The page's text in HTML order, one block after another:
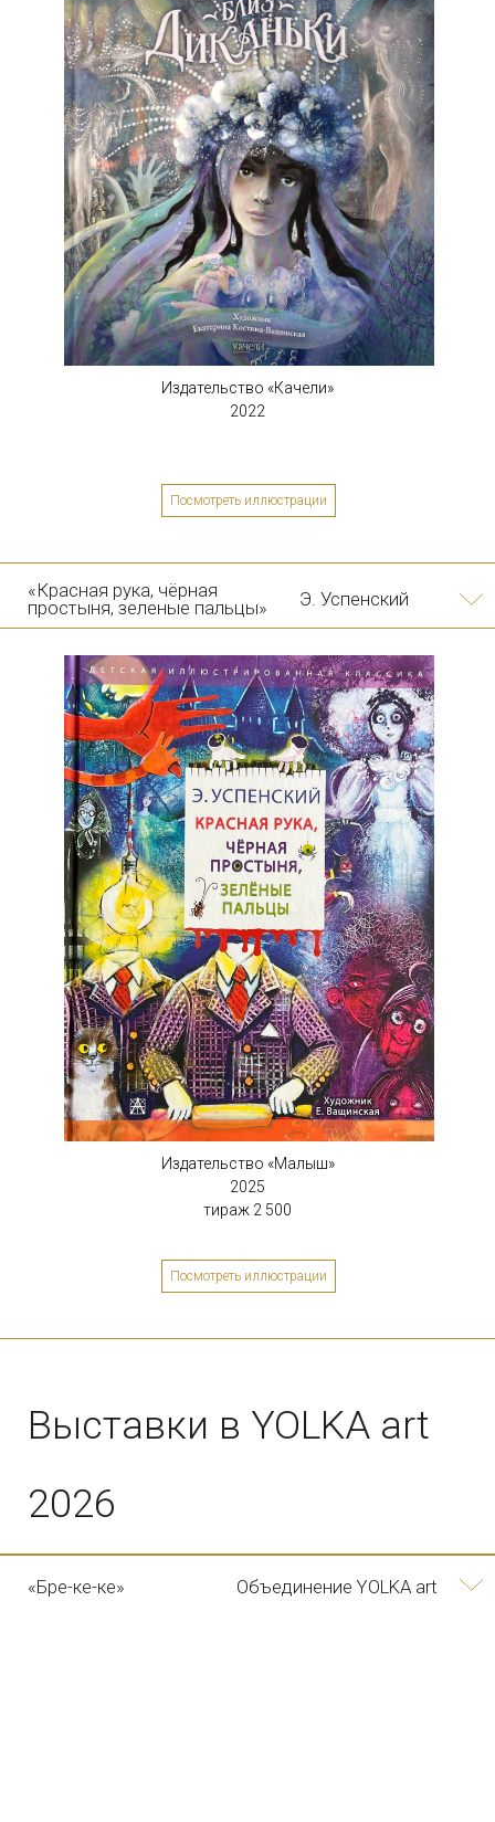
Посмотреть иллюстрации
Издательство «Качели»
2022
Посмотреть иллюстрации
Издательство «Малыш»
2025
тираж 2 500
Выставки в YOLKA art
2026
10/06
«Бре-ке-ке» Объединение YOLKA art
«В стране чудес» Екатерина Ващинская